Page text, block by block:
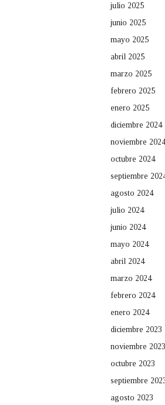
julio 2025
junio 2025
mayo 2025
abril 2025
marzo 2025
febrero 2025
enero 2025
diciembre 2024
noviembre 2024
octubre 2024
septiembre
agosto 2024
julio 2024
junio 2024
mayo 2024
abril 2024
marzo 2024
febrero 2024
enero 2024
diciembre 2023
noviembre 2023
octubre 2023
septiembre
agosto 2023